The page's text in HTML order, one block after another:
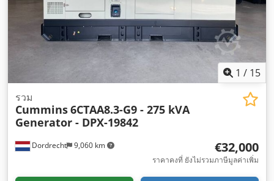
1 / 15
Dordrecht 9,060 km
รวม
Cummins6CTAA8.3-G9 - 275 kVA
Generator - DPX-19842
€32,000
ราคาคงที่ ยังไม่รวมภาษีมูลค่าเพิ่ม